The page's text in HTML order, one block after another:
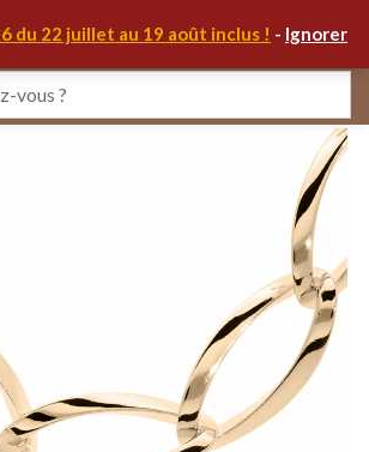
du 22 juillet au 19 août inclus ! - Ignorer
Identifiez-vous
Mot de passe oublié ?
MON COMPTE